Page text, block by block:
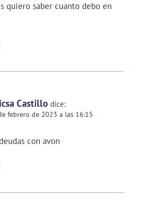
quiero saber cuanto debo en
Castillo dice:
febrero de 2023 a las 16:15
con avon